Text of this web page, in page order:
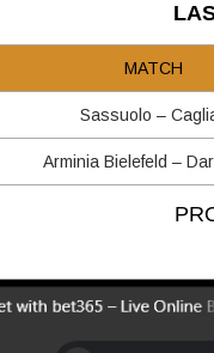
MATCH
Sassuolo –
Arminia Bielefeld –